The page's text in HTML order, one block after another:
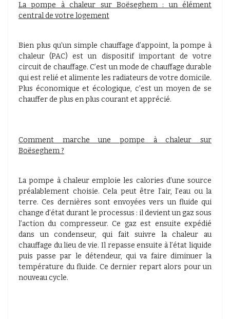
La pompe à chaleur sur Boëseghem : un élément
central de votre logement
Bien plus qu’un simple chauffage d’appoint, la pompe à
chaleur (PAC) est un dispositif important de votre
circuit de chauffage. C’est un mode de chauffage durable
qui est relié et alimente les radiateurs de votre domicile.
Plus économique et écologique, c’est un moyen de se
chauffer de plus en plus courant et apprécié.
Comment marche une pompe à chaleur sur
Boëseghem ?
La pompe à chaleur emploie les calories d’une source
préalablement choisie. Cela peut être l’air, l’eau ou la
terre. Ces dernières sont envoyées vers un fluide qui
change d’état durant le processus : il devient un gaz sous
l’action du compresseur. Ce gaz est ensuite expédié
dans un condenseur, qui fait suivre la chaleur au
chauffage du lieu de vie. Il repasse ensuite à l’état liquide
puis passe par le détendeur, qui va faire diminuer la
température du fluide. Ce dernier repart alors pour un
nouveau cycle.